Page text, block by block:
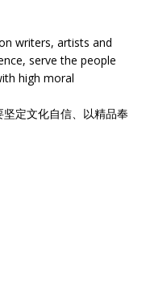
writers, artists and
serve the people
high moral
定文化自信、以精品奉